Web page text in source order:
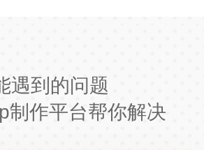
遇到的问题
制作平台帮你解决